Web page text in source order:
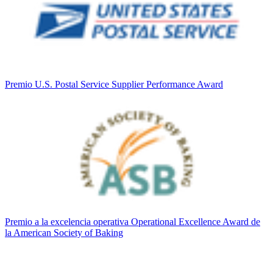
Premio U.S. Postal Service Supplier Performance Award
Premio a la excelencia operativa Operational Excellence Award de
la American Society of Baking